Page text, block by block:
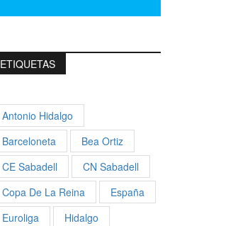
ETIQUETAS
Antonio Hidalgo
Barceloneta
Bea Ortiz
CE Sabadell
CN Sabadell
Copa De La Reina
España
Euroliga
Hidalgo